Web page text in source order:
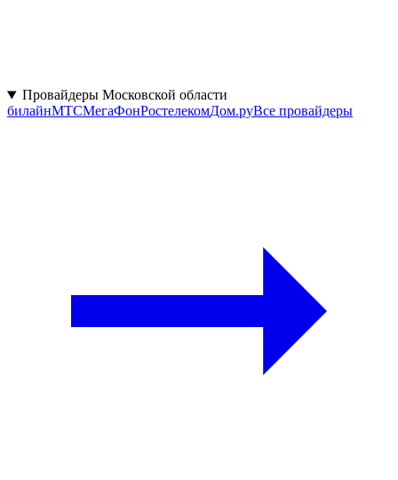
Провайдеры Московской области
билайнМТСМегаФонРостелекомДом.руВсе провайдеры